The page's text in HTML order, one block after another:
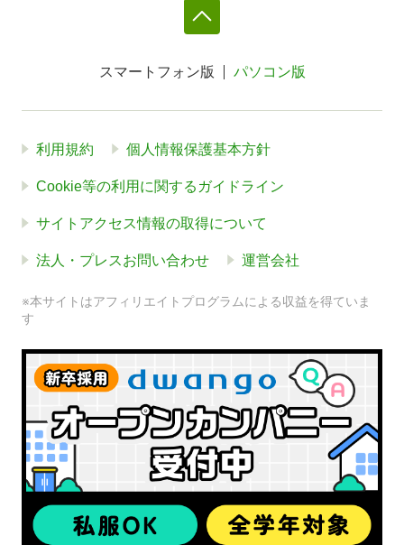
スマートフォン版 パソコン版
利用規約 個人情報保護基本方針
Cookie等の利用に関するガイドライン
サイトアクセス情報の取得について
法人・プレスお問い合わせ 運営会社
※本サイトはアフィリエイトプログラムによる収益を得ていま
す